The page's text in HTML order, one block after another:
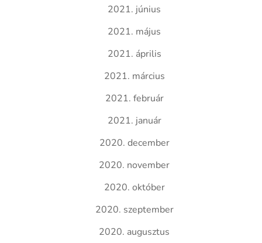
2021. június
2021. május
2021. április
2021. március
2021. február
2021. január
2020. december
2020. november
2020. október
2020. szeptember
2020. augusztus